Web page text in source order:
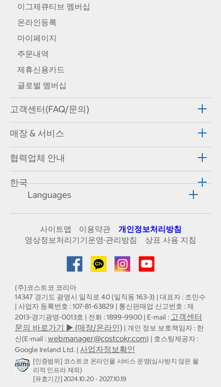
이그제큐티브 멤버십
온라인등록
마이페이지
주문내역
제휴신용카드
글로벌 멤버십
고객센터(FAQ/문의)
매장 & 서비스
협력업체 안내
한국
Languages
사이트맵 이용약관
개인정보처리방침
영상정보처리기기운영·관리방침
상표 사용 지침
(주)코스트코 코리아
14347 경기도 광명시 일직로 40 (일직동 163-3) | 대표자 : 조민수
| 사업자 등록번호 : 107-81-63829 | 통신판매업 신고번호 : 제
2013-경기광명-0013호 | 전화 : 1899-9900 | E-mail : 고객센터
문의 바로가기 ▶ (매장/온라인) | 개인 정보 보호책임자 : 한
신(E-mail :webmanager@costcokr.com) | 호스팅제공자 :
Google Ireland Ltd. | 사업자정보확인
[인증범위] 코스트코 온라인몰 서비스 운영(심사받지 않은 물
리적 인프라 제외)
[유효기간] 2024.10.20 - 2027.10.19